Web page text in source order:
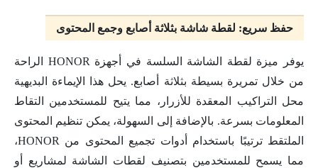
حفظ سريع: لقطة شاشة بثلاثة أصابع وجمع المحتوى
يوفر ميزة لقطة الشاشة السلسة في أجهزة HONOR الراحة
من خلال تمريرة بسيطة بثلاثة أصابع. يحل هذا الإيماءة البديهية
محل التراكيب المعقدة للأزرار، مما يتيح للمستخدمين التقاط
المعلومات بسرعة. بالإضافة إلى السهولة، يمكن تنظيم المحتوى
الملتقط ترتيبًا باستخدام أدوات تجميع المحتوى من HONOR،
مما يسمح للمستخدمين بتصنيف لقطات الشاشة لمشاريع أو